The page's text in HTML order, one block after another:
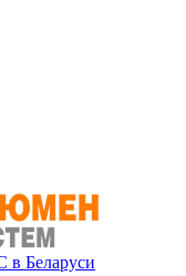
в Беларуси